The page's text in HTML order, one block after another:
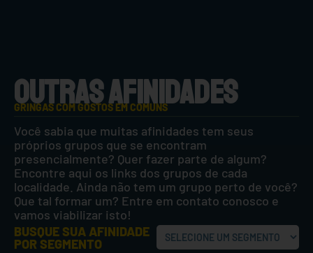
OUTRAS AFINIDADES
GRINGAS COM GOSTOS EM COMUNS
Você sabia que muitas afinidades tem seus
próprios grupos que se encontram
presencialmente? Quer fazer parte de algum?
Encontre aqui os links dos grupos de cada
localidade. Ainda não tem um grupo perto de você?
Que tal formar um? Entre em contato conosco e
vamos viabilizar isto!
BUSQUE SUA AFINIDADE
POR SEGMENTO